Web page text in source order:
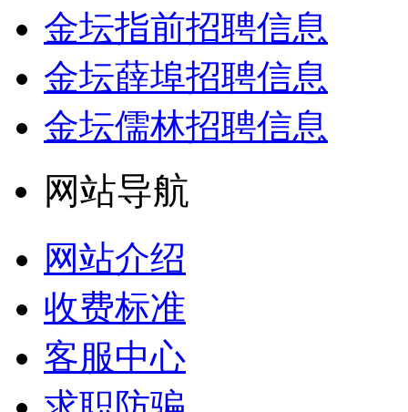
金坛指前招聘信息
金坛薛埠招聘信息
金坛儒林招聘信息
网站导航
网站介绍
收费标准
客服中心